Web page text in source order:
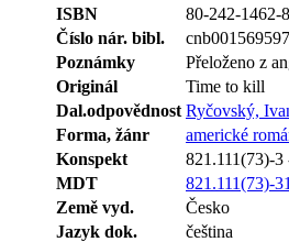
ISBN
80-242-1462-8
Číslo nár. bibl.
cnb001569597
Poznámky
Přeloženo z
Originál
Time to kill
Dal.odpovědnost Ryčovský,
Forma, žánr
americké
Konspekt
821.111(73)-
MDT
821.111(73)-31
Země vyd.
Česko
Jazyk dok.
čeština